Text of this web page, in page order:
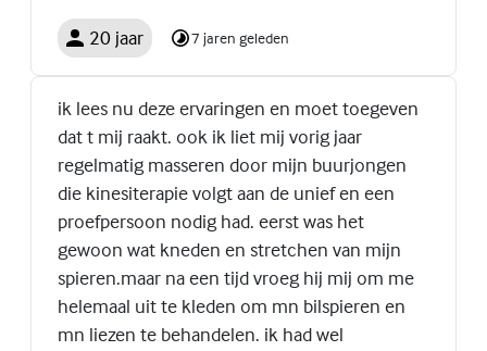
20 jaar 7 jaren geleden
ik lees nu deze ervaringen en moet toegeven
dat t mij raakt. ook ik liet mij vorig jaar
regelmatig masseren door mijn buurjongen
die kinesiterapie volgt aan de unief en een
proefpersoon nodig had. eerst was het
gewoon wat kneden en stretchen van mijn
spieren.maar na een tijd vroeg hij mij om me
helemaal uit te kleden om mn bilspieren en
mn liezen te behandelen. ik had wel